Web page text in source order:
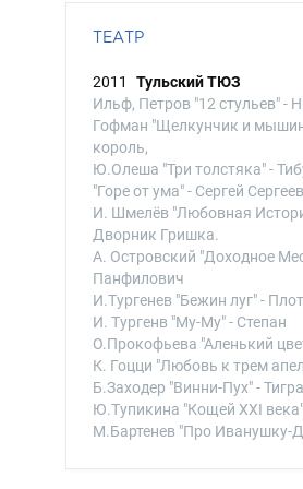
ТЕАТР
2011
Тульский ТЮЗ
Ильф, Петров "12 стульев" -
Гофман "Щелкунчик и
король,
Ю.Олеша "Три толстяка" -
"Горе от ума" - Сергей
И. Шмелёв "Любовная
Дворник Гришка.
А. Островский "Доходное
Панфилович
И.Тургенев "Бежин луг" -
И. Тургенв "Му-Му" - Степан
О.Прокофьева "Аленький
К. Гоцци "Любовь к трем
Б.Заходер "Винни-Пух" - Тигра
Ю.Тупикина "Кощей XXI
М.Бартенев "Про Иванушку-